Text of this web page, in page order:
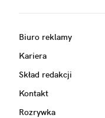
Biuro reklamy
Kariera
Skład redakcji
Kontakt
Rozrywka